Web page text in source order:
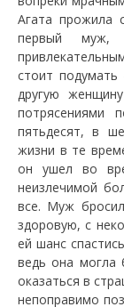
Агата прожила
первый муж,
стоит
другую
пятьдесят, в
жизни в те
он ушел во
неизлечимой
все. Муж
здоровую, с
ей шанс
ведь она могла
оказаться в
непоправимо